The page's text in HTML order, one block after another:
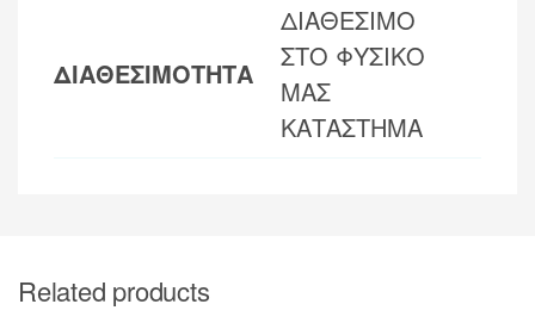
ΔΙΑΘΕΣΙΜΟΤΗΤΑ
ΔΙΑΘΕΣΙΜΟ
ΣΤΟ ΦΥΣΙΚΟ
ΜΑΣ
ΚΑΤΑΣΤΗΜΑ
Related products